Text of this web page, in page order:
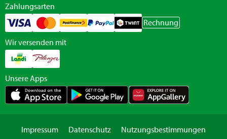
Zahlungsarten
Rechnung
Wir versenden mit
Unsere Apps
Impressum Datenschutz Nutzungsbestimmungen